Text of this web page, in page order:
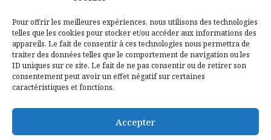
Pour offrir les meilleures expériences, nous utilisons des technologies
telles que les cookies pour stocker et/ou accéder aux informations des
appareils. Le fait de consentir à ces technologies nous permettra de
traiter des données telles que le comportement de navigation ou les
ID uniques sur ce site. Le fait de ne pas consentir ou de retirer son
consentement peut avoir un effet négatif sur certaines
caractéristiques et fonctions.
Accepter
Mentions légales
Politique de confidentialité